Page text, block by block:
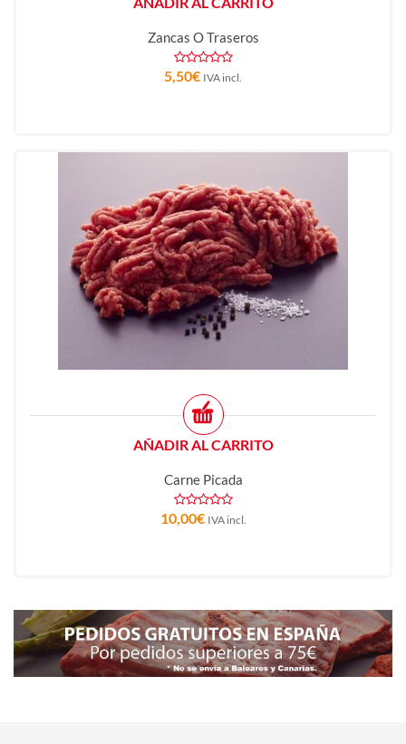
Zancas O Traseros
5,50€ IVA incl.
AÑADIR AL CARRITO
Carne Picada
10,00€ IVA incl.